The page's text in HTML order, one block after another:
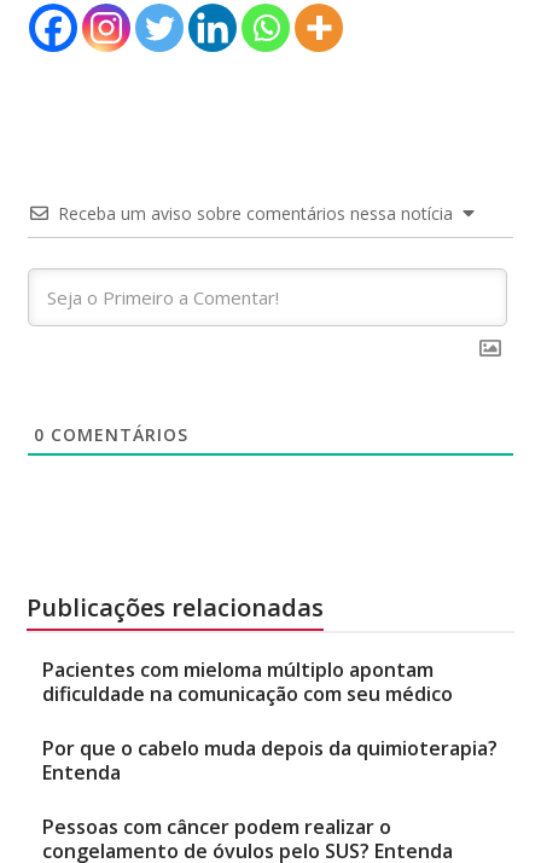
Receba um aviso sobre comentários nessa notícia
0 COMENTÁRIOS
Publicações relacionadas
Pacientes com mieloma múltiplo apontam
dificuldade na comunicação com seu médico
Por que o cabelo muda depois da quimioterapia?
Entenda
Pessoas com câncer podem realizar o
congelamento de óvulos pelo SUS? Entenda